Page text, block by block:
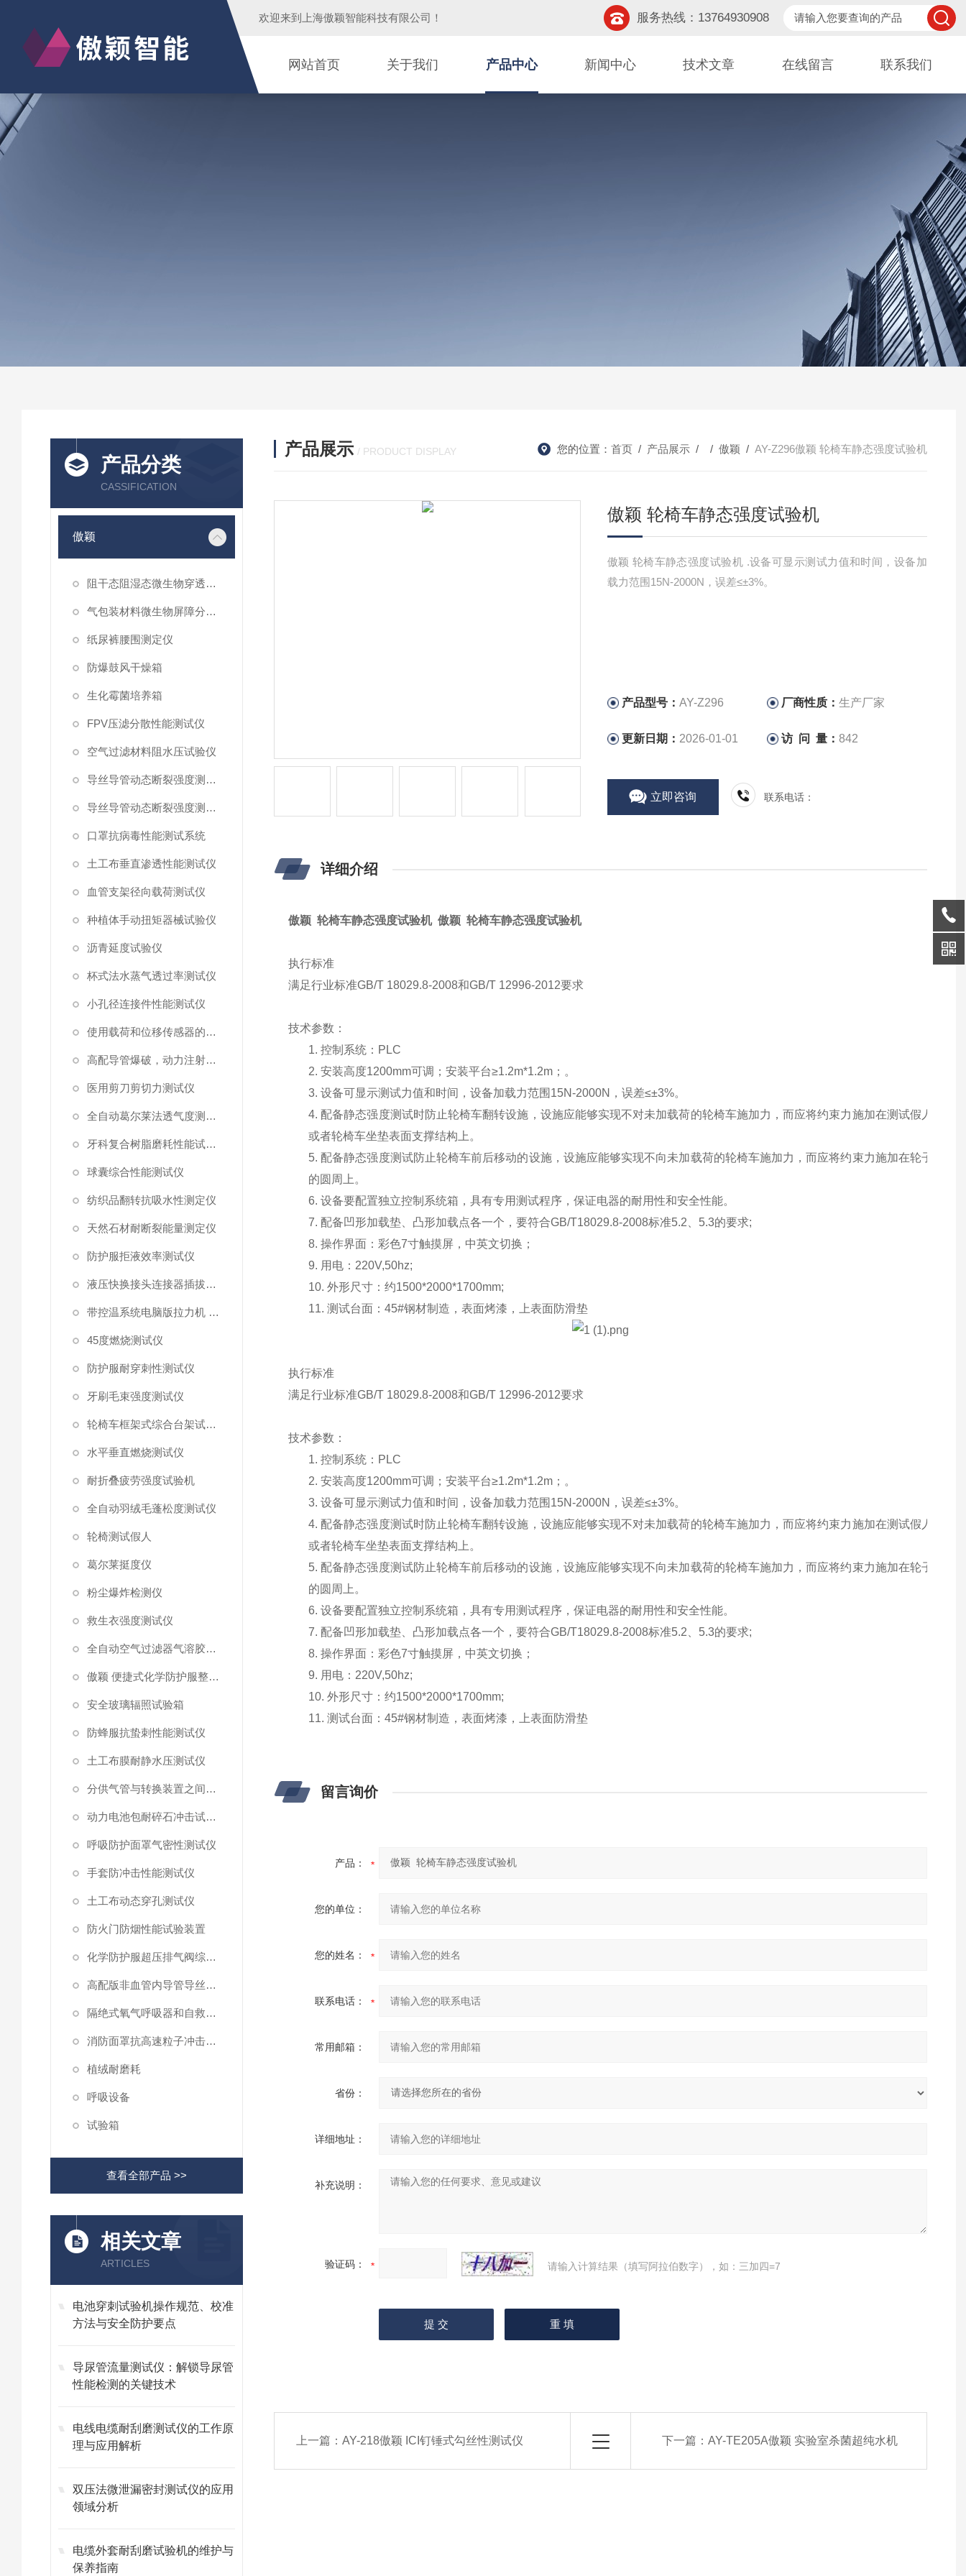
欢迎来到 上海傲颖智能科技有限公司 ！ 服务热线：13764930908
网站首页 关于我们 产品中心 新闻中心 技术文章 在线留言 联系我们
产品分类
CASSIFICATION
傲颖
阻干态阻湿态微生物穿透性能测试仪
气包装材料微生物屏障分等试验仪
纸尿裤腰围测定仪
防爆鼓风干燥箱
生化霉菌培养箱
FPV压滤分散性能测试仪
空气过滤材料阻水压试验仪
导丝导管动态断裂强度测试仪 （峰值拉力）
导丝导管动态断裂强度测试仪
口罩抗病毒性能测试系统
土工布垂直渗透性能测试仪
血管支架径向载荷测试仪
种植体手动扭矩器械试验仪
沥青延度试验仪
杯式法水蒸气透过率测试仪
小孔径连接件性能测试仪
使用载荷和位移传感器的塑料高速穿刺特性测试仪
高配导管爆破，动力注射中流量及压力测试仪
医用剪刀剪切力测试仪
全自动葛尔莱法透气度测试仪
牙科复合树脂磨耗性能试验仪
球囊综合性能测试仪
纺织品翻转抗吸水性测定仪
天然石材耐断裂能量测定仪
防护服拒液效率测试仪
液压快换接头连接器插拔泄漏测试仪
带控温系统电脑版拉力机 统电脑版拉力机
45度燃烧测试仪
防护服耐穿刺性测试仪
牙刷毛束强度测试仪
轮椅车框架式综合台架试验机
水平垂直燃烧测试仪
耐折叠疲劳强度试验机
全自动羽绒毛蓬松度测试仪
轮椅测试假人
葛尔莱挺度仪
粉尘爆炸检测仪
救生衣强度测试仪
全自动空气过滤器气溶胶细菌截留测试仪
傲颖 便捷式化学防护服整体气密性测试仪
安全玻璃辐照试验箱
防蜂服抗蛰刺性能测试仪
土工布膜耐静水压测试仪
分供气管与转换装置之间连接强度试验机
动力电池包耐碎石冲击试验机
呼吸防护面罩气密性测试仪
手套防冲击性能测试仪
土工布动态穿孔测试仪
防火门防烟性能试验装置
化学防护服超压排气阀综合性测试仪
高配版非血管内导管导丝滑动性能测试仪
隔绝式氧气呼吸器和自救器二氧化碳吸收率及水分含量测试仪
消防面罩抗高速粒子冲击试验机
植绒耐磨耗
呼吸设备
试验箱
查看全部产品 >>
相关文章
ARTICLES
电池穿刺试验机操作规范、校准
方法与安全防护要点
导尿管流量测试仪：解锁导尿管
性能检测的关键技术
电线电缆耐刮磨测试仪的工作原
理与应用解析
双压法微泄漏密封测试仪的应用
领域分析
电缆外套耐刮磨试验机的维护与
保养指南
产品展示 / PRODUCT DISPLAY 您的位置： 首页 / 产品展示 / / 傲颖 / AY-Z296傲颖 轮椅车静态强度试验机
傲颖 轮椅车静态强度试验机
傲颖 轮椅车静态强度试验机 .设备可显示测试力值和时间，设备加
载力范围15N-2000N，误差≤±3%。
产品型号： AY-Z296 厂商性质：生产厂家
更新日期： 2026-01-01 访 问 量：842
立即咨询 联系电话：
详细介绍
傲颖 轮椅车静态强度试验机 傲颖 轮椅车静态强度试验机
执行标准
满足行业标准GB/T 18029.8-2008和GB/T 12996-2012要求
技术参数：
1.控制系统： PLC
2.安装高度1200mm可调；安装平台≥1.2m*1.2m ；。
3.设备可显示测试力值和时间，设备加载力范围 15N-2000N ，误差≤±3%。
4. 配备静态强度测试时防止轮椅车翻转设施，设施应能够实现不对未加载荷的轮椅车施加力，而应将约束力施加在测试假人
或者轮椅车坐垫表面支撑结构上。
5. 配备静态强度测试防止轮椅车前后移动的设施，设施应能够实现不向未加载荷的轮椅车施加力，而应将约束力施加在轮子
的圆周上。
6.设备要配置独立控制 系统箱，具有专用测试程序，保证电器的耐用性和安全性能。
7. 配备凹形加载垫、凸形加载点各一个，要符合GB/T18029.8-2008标准5.2 5.3的要求;
8.操作界面：彩色7寸触摸屏，中英文切换；
9. 用电： 220V,50hz;
10.外形尺寸：约1500*2000*1700mm;
11.测试台面：45#钢材制造，表面烤漆，上表面防滑垫
执行标准
满足行业标准GB/T 18029.8-2008和GB/T 12996-2012要求
技术参数：
1.控制系统： PLC
2.安装高度1200mm可调；安装平台≥1.2m*1.2m ；。
3.设备可显示测试力值和时间，设备加载力范围 15N-2000N ，误差≤±3%。
4. 配备静态强度测试时防止轮椅车翻转设施，设施应能够实现不对未加载荷的轮椅车施加力，而应将约束力施加在测试假人
或者轮椅车坐垫表面支撑结构上。
5. 配备静态强度测试防止轮椅车前后移动的设施，设施应能够实现不向未加载荷的轮椅车施加力，而应将约束力施加在轮子
的圆周上。
6.设备要配置独立控制 系统箱，具有专用测试程序，保证电器的耐用性和安全性能。
7. 配备凹形加载垫、凸形加载点各一个，要符合GB/T18029.8-2008标准5.2 5.3的要求;
8.操作界面：彩色7寸触摸屏，中英文切换；
9. 用电： 220V,50hz;
10.外形尺寸：约1500*2000*1700mm;
11.测试台面：45#钢材制造，表面烤漆，上表面防滑垫
留言询价
产品：
您的单位：
您的姓名：
联系电话：
常用邮箱：
省份：
详细地址：
补充说明：
验证码： 请输入计算结果（填写阿拉伯数字），如：三加四=7
上一篇：AY-218傲颖 ICI钉锤式勾丝性测试仪 下一篇： AY-TE205A傲颖 实验室杀菌超纯水机